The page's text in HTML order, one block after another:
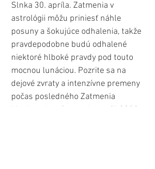
Slnka 30. apríla. Zatmenia v
astrológii môžu priniesť náhle
posuny a šokujúce odhalenia, takže
pravdepodobne budú odhalené
niektoré hlboké pravdy pod touto
mocnou lunáciou. Pozrite sa na
dejové zvraty a intenzívne premeny
počas posledného Zatmenia